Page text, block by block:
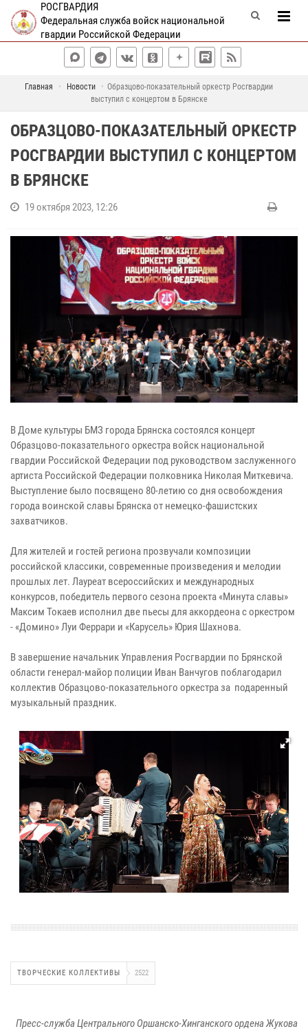
РОСГВАРДИЯ
Федеральная служба войск национальной
гвардии Российской Федерации
Главная Новости
Образцово-показательный оркестр Росгвардии
выступил с концертом в Брянске
ОБРАЗЦОВО-ПОКАЗАТЕЛЬНЫЙ ОРКЕСТР
РОСГВАРДИИ ВЫСТУПИЛ С КОНЦЕРТОМ
В БРЯНСКЕ
19 октября 2023, 12:26
В Доме культуры БМЗ города Брянска состоялся концерт
Образцово-показательного оркестра войск национальной
гвардии Российской Федерации под руководством заслуженного
артиста Российской Федерации полковника Николая Миткевича.
Выступление было посвящено 80-летию со дня освобождения
города воинской славы Брянска от немецко-фашистских
захватчиков.
Для жителей и гостей региона прозвучали композиции
российской классики, современные произведения и мелодии
прошлых лет. Лауреат всероссийских и международных
конкурсов, победитель первого сезона проекта «Минута славы»
Максим Токаев исполнил две пьесы для аккордеона с оркестром
- «Домино» Луи Феррари и «Карусель» Юрия Шахнова.
В завершение начальник Управления Росгвардии по Брянской
области генерал-майор полиции Иван Ванчугов поблагодарил
коллектив Образцово-показательного оркестра за подаренный
музыкальный праздник.
ТВОРЧЕСКИЕ КОЛЛЕКТИВЫ 2522
Пресс-служба Центрального Оршанско-Хинганского ордена Жукова